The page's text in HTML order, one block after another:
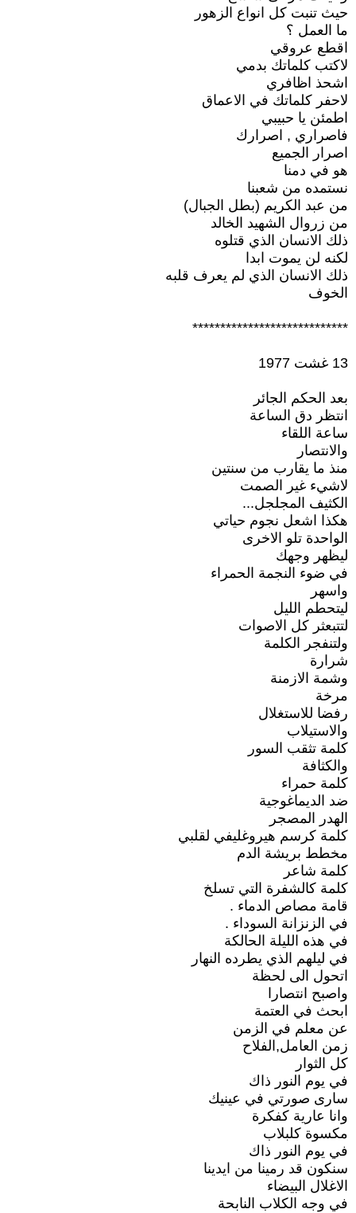
حيث تنبت كل انواع الزهور
ما العمل ؟
اقطع عروقي
لاكتب كلماتك بدمي
اشحذ اظافري
لاحفر كلماتك في الاعماق
اطمئن يا حبيبي
فاصراري , اصرارك
اصرار الجميع
هو في دمنا
نستمده من شعبنا
من عبد الكريم (بطل الجبال)
من زروال الشهيد الخالد
ذلك الانسان الذي قتلوه
لكنه لن يموت ابدا
ذلك الانسان الذي لم يعرف قلبه
الخوف
****************************
13 غشت 1977
بعد الحكم الجائر
انتظر دق الساعة
ساعة اللقاء
والانتصار
منذ ما يقارب من سنتين
لاشيء غير الصمت
الكثيف المجلجل...
هكذا اشعل نجوم حياتي
الواحدة تلو الاخرى
ليظهر وجهك
في ضوء النجمة الحمراء
واسهر
ليتحطم الليل
لتتبعثر كل الاصوات
ولتنفجر الكلمة
شرارة
وشمة الازمنة
مرخة
رفضا للاستغلال
والاستيلاب
كلمة تثقب السور
والكثافة
كلمة حمراء
ضد الديماغوجية
الهدر المصجر
كلمة كرسم هيروغليفي لقلبي
مخطط بريشة الدم
كلمة شاعر
كلمة كالشفرة التي تسلخ
قامة مصاص الدماء .
في الزنزانة السوداء .
في هذه الليلة الحالكة
في ليلهم الذي يطرده النهار
اتحول الى لحظة
واصبح انتصارا
ابحث في العتمة
عن معلم في الزمن
زمن العامل,الفلاح
كل الثوار
في يوم النور ذاك
سارى صورتي في عينيك
وانا عارية كفكرة
مكسوة كلبلاب
في يوم النور ذاك
سنكون قد رمينا من ايدينا
الاغلال البيضاء
في وجه الكلاب النابحة